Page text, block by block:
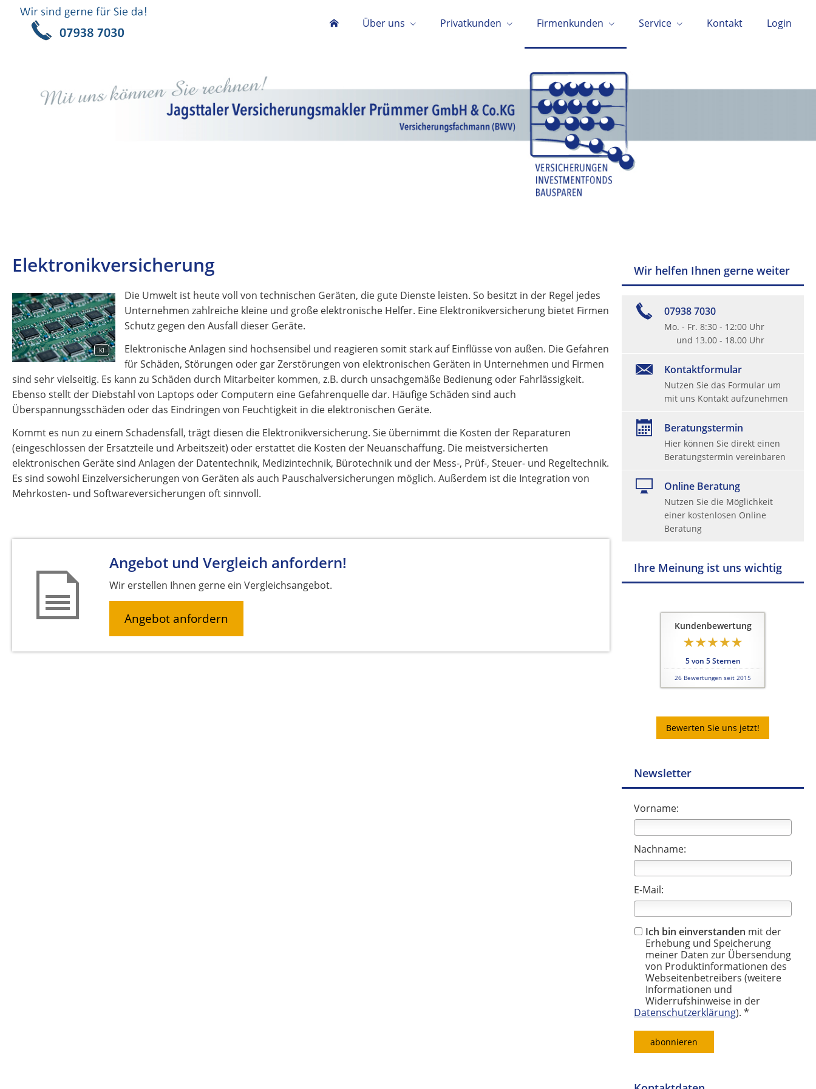
Über uns Privatkunden Firmenkunden Service Kontakt Login
Wir helfen Ihnen gerne weiter
07938 7030
Mo. - Fr. 8:30 - 12:00 Uhr
und 13.00 - 18.00 Uhr
Kontaktformular
Nutzen Sie das Formular um
mit uns Kontakt aufzunehmen
Beratungstermin
Hier können Sie direkt einen
Beratungstermin vereinbaren
Online Beratung
Nutzen Sie die Möglichkeit
einer kostenlosen Online
Beratung
Ihre Meinung ist uns wichtig
Kundenbewertung
5von 5Sternen
26 Bewertungen seit 2015
Bewerten Sie uns jetzt!
Newsletter
Vorname:
Nachname:
E-Mail:
Ich bin einverstanden mit der
Erhebung und Speicherung
meiner Daten zur Übersendung
von Produktinformationen des
Webseitenbetreibers (weitere
Informationen und
Widerrufshinweise in der
Datenschutzerklärung). *
Elektronikversicherung
KI
Die Umwelt ist heute voll von technischen Geräten, die gute Dienste leisten. So besitzt in der Regel jedes
Unternehmen zahlreiche kleine und große elektronische Helfer. Eine Elektronikversicherung bietet Firmen
Schutz gegen den Ausfall dieser Geräte.
Elektronische Anlagen sind hochsensibel und reagieren somit stark auf Einflüsse von außen. Die Gefahren
für Schäden, Störungen oder gar Zerstörungen von elektronischen Geräten in Unternehmen und Firmen
sind sehr vielseitig. Es kann zu Schäden durch Mitarbeiter kommen, z.B. durch unsachgemäße Bedienung oder Fahrlässigkeit.
Ebenso stellt der Diebstahl von Laptops oder Computern eine Gefahrenquelle dar. Häufige Schäden sind auch
Überspannungsschäden oder das Eindringen von Feuchtigkeit in die elektronischen Geräte.
Kommt es nun zu einem Schadensfall, trägt diesen die Elektronikversicherung. Sie übernimmt die Kosten der Reparaturen
(eingeschlossen der Ersatzteile und Arbeitszeit) oder erstattet die Kosten der Neuanschaffung. Die meistversicherten
elektronischen Geräte sind Anlagen der Datentechnik, Medizintechnik, Bürotechnik und der Mess-, Prüf-, Steuer- und Regeltechnik.
Es sind sowohl Einzelversicherungen von Geräten als auch Pauschalversicherungen möglich. Außerdem ist die Integration von
Mehrkosten- und Softwareversicherungen oft sinnvoll.
Angebot und Vergleich anfordern!
Wir erstellen Ihnen gerne ein Vergleichsangebot.
Angebot anfordern